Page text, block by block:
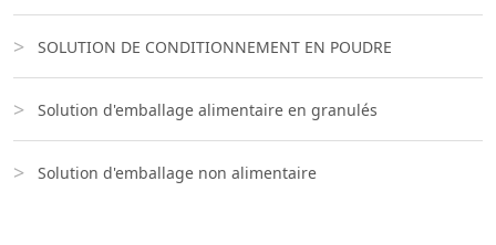
SOLUTION DE CONDITIONNEMENT EN POUDRE
Solution d'emballage alimentaire en granulés
Solution d'emballage non alimentaire